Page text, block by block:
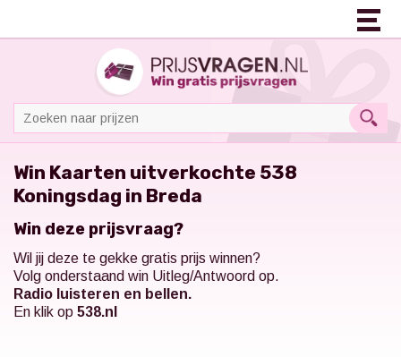
Win Kaarten uitverkochte 538
Koningsdag in Breda
Win deze prijsvraag?
Wil jij deze te gekke gratis prijs winnen?
Volg onderstaand win Uitleg/Antwoord op.
Radio luisteren en bellen.
En klik op 538.nl